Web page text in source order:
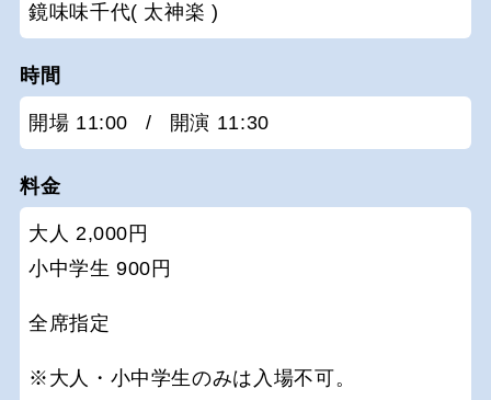
鏡味味千代( 太神楽 )
時間
開場 11:00 / 開演 11:30
料金
大人 2,000円
小中学生 900円
全席指定
※大人・小中学生のみは入場不可。